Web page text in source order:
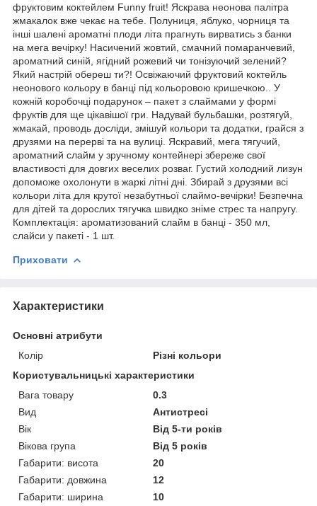
фруктовим коктейлем Funny fruit! Яскрава неонова палітра
жмакалок вже чекає на тебе. Полуниця, яблуко, чорниця та
інші шалені ароматні плоди літа прагнуть вирватись з банки
на мега вечірку! Насичений жовтий, смачний помаранчевий,
ароматний синій, ягідний рожевий чи тонізуючий зелений?
Який настрій обереш ти?! Освіжаючий фруктовий коктейль
неонового кольору в банці під кольоровою кришечкою.. У
кожній коробочці подарунок – пакет з слаймами у формі
фруктів для ще цікавішої гри. Надувай бульбашки, розтягуй,
жмакай, проводь досліди, змішуй кольори та додатки, грайся з
друзями на перерві та на вулиці. Яскравий, мега тягучий,
ароматний слайм у зручному контейнері збереже свої
властивості для довгих веселих розваг. Густий холодний лизун
допоможе охолонути в жаркі літні дні. Збирай з друзями всі
кольори літа для крутої незабутньої слаймо-вечірки! Безпечна
для дітей та дорослих тягучка швидко зніме стрес та напругу.
Комплектація: ароматизований слайм в банці - 350 мл,
слайси у пакеті - 1 шт.
Приховати
Характеристики
Основні атрибути
Колір
Різні кольори
Користувальницькі характеристики
Вага товару
0.3
Вид
Антистресі
Вік
Від 5-ти років
Вікова група
Від 5 років
Габарити: висота
20
Габарити: довжина
12
Габарити: ширина
10